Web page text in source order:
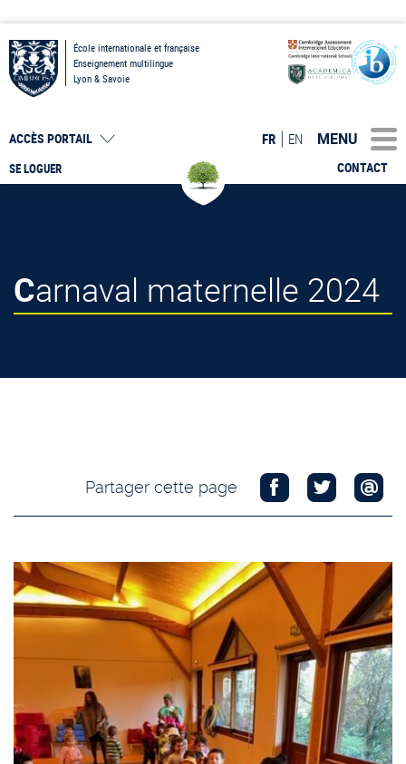
École internationale et française
Enseignement multilingue
Lyon & Savoie
SE LOGUER
ACCÈS PORTAIL
CONTACT
FR EN MENU
Carnaval maternelle 2024
Partager cette page